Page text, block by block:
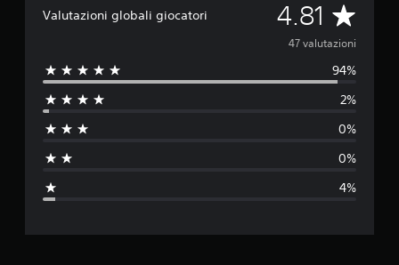
Valutazioni globali giocatori 4.81 V
a
l
i
47 valutazioni
94%
2%
0%
0%
4%